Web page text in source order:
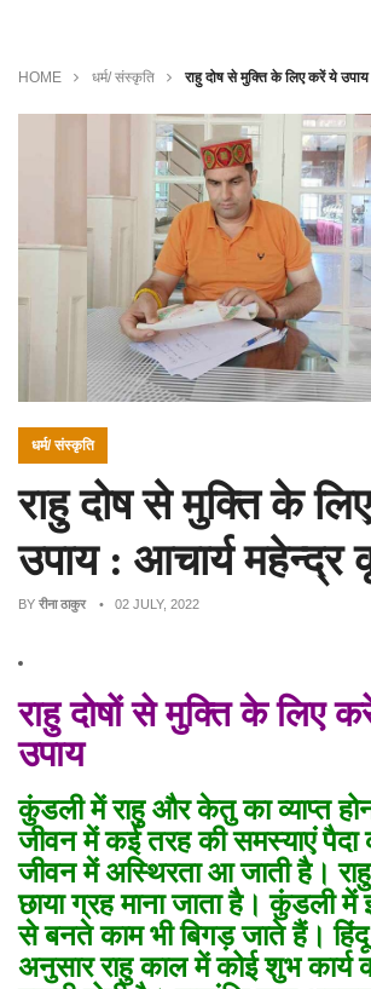
HOME धर्म/ संस्कृति राहु दोष से मुक्ति के लिए करें ये उपाय
धर्म/ संस्कृति
राहु दोष से मुक्ति के
उपाय : आचार्य महेन्द्र
BY रीना ठाकुर • 02 JULY, 2022
राहु दोषों से मुक्ति के लिए
उपाय
कुंडली में राहु और केतु का व्याप्त
जीवन में कई तरह की समस्याएं पैदा
जीवन में अस्थिरता आ जाती है।
छाया ग्रह माना जाता है। कुंडली में
से बनते काम भी बिगड़ जाते हैं।
अनुसार राहु काल में कोई शुभ कार्य